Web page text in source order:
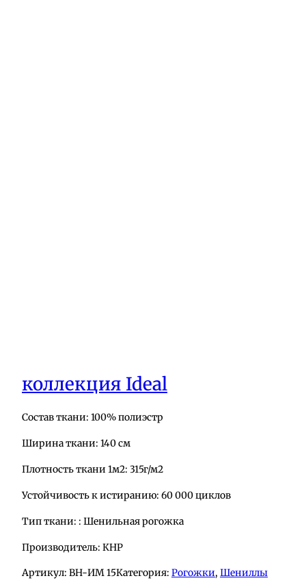
коллекция Ideal
Состав ткани: 100% полиэстр
Ширина ткани: 140 см
Плотность ткани 1м2: 315г/м2
Устойчивость к истиранию: 60 000 циклов
Тип ткани: : Шенильная рогожка
Производитель: КНР
Артикул: BH-ИМ 15Категория: Рогожки, Шениллы